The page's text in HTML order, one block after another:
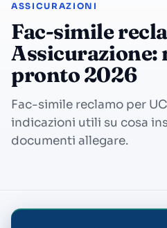
ASSICURAZIONI
Fac-simile
Assicurazione:
pronto 2026
Fac-simile reclamo per
indicazioni utili su cosa
documenti allegare.